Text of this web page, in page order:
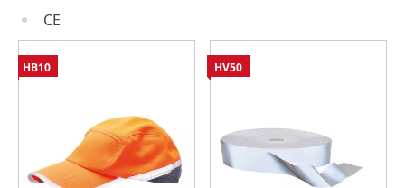
CE
HB10 HV50